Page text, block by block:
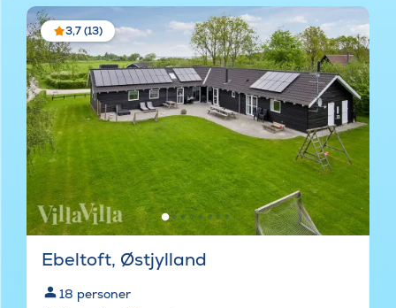
3,7 (13)
Ebeltoft, Østjylland
18 personer